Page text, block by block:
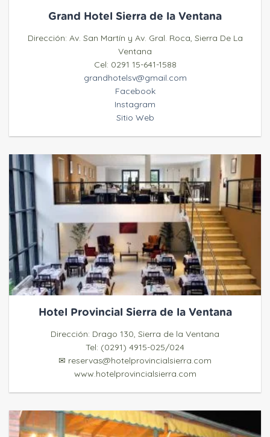
Grand Hotel Sierra de la Ventana
Dirección: Av. San Martín y Av. Gral. Roca, Sierra De La
Ventana
Cel: 0291 15-641-1588
grandhotelsv@gmail.com
Facebook
Instagram
Sitio Web
Hotel Provincial Sierra de la Ventana
Dirección: Drago 130, Sierra de la Ventana
Tel: (0291) 4915-025/024
✉ reservas@hotelprovincialsierra.com
www.hotelprovincialsierra.com